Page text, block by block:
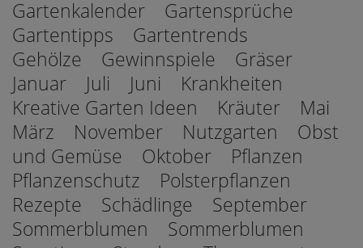
Gartenkalender
Gartensprüche
Gartentipps
Gartentrends
Gehölze
Gewinnspiele
Gräser
Januar
Juli Juni
Krankheiten
Kreative Garten Ideen
Kräuter
Mai
März
November Nutzgarten
Obst
und Gemüse
Oktober
Pflanzen
Pflanzenschutz
Polsterpflanzen
Rezepte
Schädlinge
September
Sommerblumen
Sommerblumen